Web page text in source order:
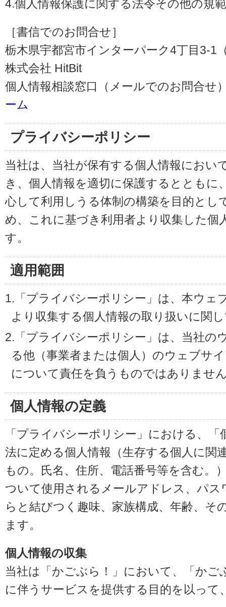
4.個人情報保護に関する法令その他の規
［書信でのお問合せ］
栃木県宇都宮市インターパーク4丁目3-1
株式会社 HitBit
個人情報相談窓口（メールでのお問合せ
ーム
プライバシーポリシー
当社は、当社が保有する個人情報におい
き、個人情報を適切に保護するとともに
心して利用しうる体制の構築を目的とし
め、これに基づき利用者より収集した個
す。
適用範囲
1.「プライバシーポリシー」は、本ウェ
より収集する個人情報の取り扱いに関
2.「プライバシーポリシー」は、当社の
る他（事業者または個人）のウェブサ
について責任を負うものではありませ
個人情報の定義
「プライバシーポリシー」における、
法に定める個人情報（生存する個人に関
もの。氏名、住所、電話番号等を含む。
ついて使用されるメールアドレス、パ
らと結びつく趣味、家族構成、年齢、そ
ます。
個人情報の収集
当社は「かごぶら！」において、「か
に伴うサービスを提供する目的を以って